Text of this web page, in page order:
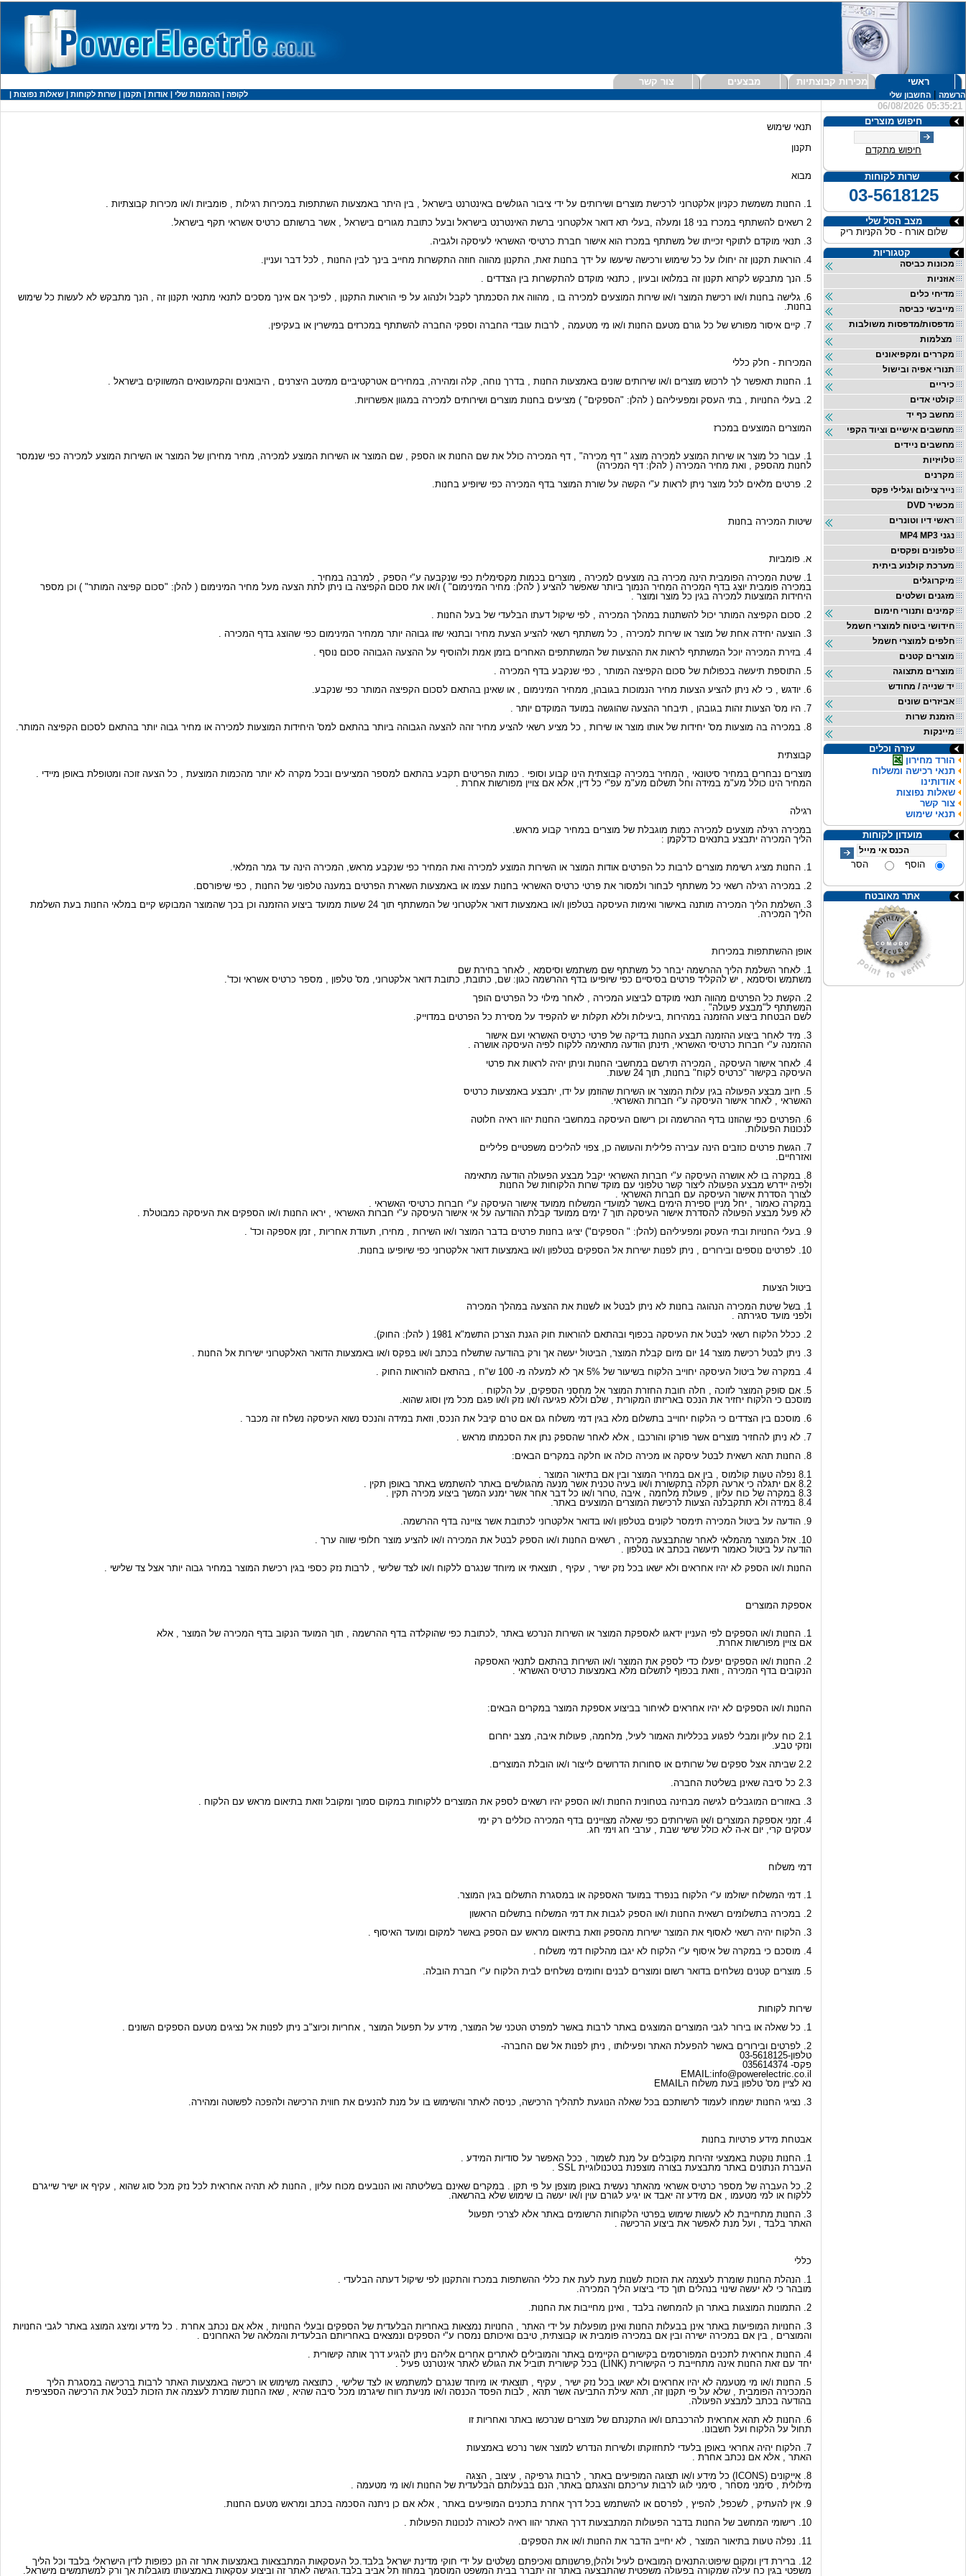
ראשי מכירות קבוצתיות מבצעים צור קשר
לקופה | ההזמנות שלי | אודות | תקנון | שרות לקוחות | שאלות נפוצות | הרשמה החשבון שלי
06/08/2026 05:35:21
תנאי שימוש
תקנון
מבוא
1. החנות משמשת כקניון אלקטרוני לרכישת מוצרים ושירותים על ידי ציבור הגולשים באינטרנט בישראל , בין היתר באמצעות השתתפות במכירות רגילות , פומביות ו/או מכירות קבוצתיות .
2 רשאים להשתתף במכרז בני 18 ומעלה ,בעלי תא דואר אלקטרוני ברשת האינטרנט בישראל ובעל כתובת מגורים בישראל , אשר ברשותם כרטיס אשראי תקף בישראל.
3. תנאי מוקדם לתוקף זכייתו של משתתף במכרז הוא אישור חברת כרטיסי האשראי לעיסקה ולגביה.
4. הוראות תקנון זה יחולו על כל שימוש ורכישה שיעשו על ידך בחנות זאת, התקנון מהווה חוזה התקשרות מחייב בינך לבין החנות , לכל דבר ועניין.
5. הנך מתבקש לקרוא תקנון זה במלואו ובעיון , כתנאי מוקדם להתקשרות בין הצדדים .
6. גלישה בחנות ו/או רכישת המוצר ו/או שירות המוצעים למכירה בו , מהווה את הסכמתך לקבל ולנהוג על פי הוראות התקנון , לפיכך אם אינך מסכים לתנאי מתנאי תקנון זה , הנך מתבקש לא לעשות כל שימוש
בחנות.
7. קיים איסור מפורש של כל גורם מטעם החנות ו/או מי מטעמה , לרבות עובדי החברה וספקי החברה להשתתף במכרזים במישרין או בעקיפין.
המכירות - חלק כללי
1. החנות תאפשר לך לרכוש מוצרים ו/או שירותים שונים באמצעות החנות , בדרך נוחה, קלה ומהירה, במחירים אטרקטיביים ממיטב היצרנים , היבואנים והקמעונאים המשווקים בישראל .
2. בעלי החנויות , בתי העסק ומפעיליהם ( להלן: "הספקים" ) מציעים בחנות מוצרים ושירותים למכירה במגוון אפשרויות.
המוצרים המוצעים במכרז
1. עבור כל מוצר או שירות המוצע למכירה מוצג " דף מכירה" , דף המכירה כולל את שם החנות או הספק , שם המוצר או השירות המוצע למכירה, מחיר מחירון של המוצר או השירות המוצע למכירה כפי שנמסר
לחנות מהספק , ואת מחיר המכירה ( להלן: דף המכירה)
2. פרטים מלאים לכל מוצר ניתן לראות ע"י הקשה על שורת המוצר בדף המכירה כפי שיופיע בחנות.
שיטות המכירה בחנות
א. פומביות
1. שיטת המכירה הפומבית הינה מכירה בה מוצעים למכירה , מוצרים בכמות מקסימלית כפי שנקבעה ע"י הספק , למרבה במחיר .
במכירה פומבית יוצג בדף המכירה המחיר הנמוך ביותר שאפשר להציע ( להלן: מחיר המינימום" ) ו/או את סכום הקפיצה בו ניתן לתת הצעה מעל מחיר המינימום ( להלן: "סכום קפיצה המותר" ) וכן מספר
היחידות המוצעות למכירה בגין כל מוצר ומוצר .
2. סכום הקפיצה המותר יכול להשתנות במהלך המכירה , לפי שיקול דעתו הבלעדי של בעל החנות .
3. הוצעה יחידה אחת של מוצר או שירות למכירה , כל משתתף רשאי להציע הצעת מחיר ובתנאי שזו גבוהה יותר ממחיר המינימום כפי שהוצג בדף המכירה .
4. בזירת המכירה יוכל המשתתף לראות את ההצעות של המשתתפים האחרים בזמן אמת ולהוסיף על ההצעה הגבוהה סכום נוסף .
5. התוספת תיעשה בכפולות של סכום הקפיצה המותר , כפי שנקבע בדף המכירה .
6. יודגש , כי לא ניתן להציע הצעות מחיר הנמוכות בגובהן, ממחיר המינימום , או שאינן בהתאם לסכום הקפיצה המותר כפי שנקבע.
7. היו מס' הצעות זהות בגובהן , תיבחר ההצעה שהוגשה במועד המוקדם יותר .
8. במכירה בה מוצעות מס' יחידות של אותו מוצר או שירות , כל מציע רשאי להציע מחיר זהה להצעה הגבוהה ביותר בהתאם למס' היחידות המוצעות למכירה או מחיר גבוה יותר בהתאם לסכום הקפיצה המותר.
קבוצתית
מוצרים נבחרים במחיר סיטונאי , המחיר במכירה קבוצתית הינו קבוע וסופי . כמות הפריטים תקבע בהתאם למספר המציעים ובכל מקרה לא יותר מהכמות המוצעת , כל הצעה זוכה ומטופלת באופן מיידי .
המחיר הינו כולל מע"מ במידה וחל תשלום מע"מ עפ"י כל דין, אלא אם צויין מפורשות אחרת .
רגילה
במכירה רגילה מוצעים למכירה כמות מוגבלת של מוצרים במחיר קבוע מראש.
הליך המכירה יתבצע בתנאים כדלקמן :
1. החנות מציג רשימת מוצרים לרבות כל הפרטים אודות המוצר או השירות המוצע למכירה ואת המחיר כפי שנקבע מראש, המכירה הינה עד גמר המלאי.
2. במכירה רגילה רשאי כל משתתף לבחור ולמסור את פרטי כרטיס האשראי בחנות עצמו או באמצעות השארת הפרטים במענה טלפוני של החנות , כפי שיפורסם.
3. השלמת הליך המכירה מותנה באישור ואימות העיסקה בטלפון ו/או באמצעות דואר אלקטרוני של המשתתף תוך 24 שעות ממועד ביצוע ההזמנה וכן בכך שהמוצר המבוקש קיים במלאי החנות בעת השלמת
הליך המכירה.
אופן ההשתתפות במכירות
1. לאחר השלמת הליך ההרשמה יבחר כל משתתף שם משתמש וסיסמא , לאחר בחירת שם
משתמש וסיסמא , יש להקליד פרטים בסיסיים כפי שיופיעו בדף ההרשמה כגון: שם, כתובת, כתובת דואר אלקטרוני, מס' טלפון , מספר כרטיס אשראי וכד'.
2. הקשת כל הפרטים מהווה תנאי מוקדם לביצוע המכירה , לאחר מילוי כל הפרטים הופך
המשתתף ל"מבצע פעולה" .
לשם הבטחת ביצוע ההזמנה במהירות ,ביעילות וללא תקלות יש להקפיד על מסירת כל הפרטים במדוייק.
3. מיד לאחר ביצוע ההזמנה תבצע החנות בדיקה של פרטי כרטיס האשראי ועם אישור
ההזמנה ע"י חברות כרטיסי האשראי, תינתן הודעה מתאימה ללקוח לפיה העיסקה אושרה .
4. לאחר אישור העיסקה , המכירה תירשם במחשבי החנות וניתן יהיה לראות את פרטי
העיסקה בקישור "כרטיס לקוח" בחנות, תוך 24 שעות.
5. חיוב מבצע הפעולה בגין עלות המוצר או השירות שהוזמן על ידו, יתבצע באמצעות כרטיס
האשראי , לאחר אישור העיסקה ע"י חברות האשראי.
6. הפרטים כפי שהוזנו בדף ההרשמה וכן רישום העיסקה במחשבי החנות יהוו ראיה חלוטה
לנכונות הפעולות.
7. הגשת פרטים כוזבים הינה עבירה פלילית והעושה כן, צפוי להליכים משפטיים פליליים
ואזרחיים.
8. במקרה בו לא אושרה העיסקה ע"י חברות האשראי יקבל מבצע הפעולה הודעה מתאימה
ולפיה יידרש מבצע הפעולה ליצור קשר טלפוני עם מוקד שרות הלקוחות של החנות
לצורך הסדרת אישור העיסקה עם חברות האשראי .
במקרה כאמור , יחל מניין ספירת הימים באשר למועדי המשלוח ממועד אישור העיסקה ע"י חברות כרטיסי האשראי .
לא פעל מבצע הפעולה להסדרת אישור העיסקה תוך 7 ימים ממועד קבלת ההודעה על אי אישור העיסקה ע"י חברות האשראי , יראו החנות ו/או הספקים את העיסקה כמבוטלת .
9. בעלי החנויות ובתי העסק ומפעיליהם (להלן: " הספקים") יציגו בחנות פרטים בדבר המוצר ו/או השירות , מחירו, תעודת אחריות , זמן אספקה וכד' .
10. לפרטים נוספים ובירורים , ניתן לפנות ישירות אל הספקים בטלפון ו/או באמצעות דואר אלקטרוני כפי שיופיעו בחנות.
ביטול הצעות
1. בשל שיטת המכירה הנהוגה בחנות לא ניתן לבטל או לשנות את ההצעה במהלך המכירה
ולפני מועד סגירתה .
2. ככלל הלקוח רשאי לבטל את העיסקה בכפוף ובהתאם להוראות חוק הגנת הצרכן התשמ"א 1981 ( להלן: החוק).
3. ניתן לבטל רכישת מוצר 14 יום מיום קבלת המוצר, הביטול יעשה אך ורק בהודעה שתשלח בכתב ו/או בפקס ו/או באמצעות הדואר האלקטרוני ישירות אל החנות .
4. במקרה של ביטול העיסקה יחוייב הלקוח בשיעור של 5% אך לא למעלה מ- 100 ש"ח , בהתאם להוראות החוק .
5. אם סופק המוצר לזוכה , חלה חובת החזרת המוצר אל מחסני הספקים, על הלקוח .
מוסכם כי הלקוח יחזיר את הנכס באריזתו המקורית , שלם וללא פגיעה ו/או נזק ו/או פגם מכל מין וסוג שהוא.
6. מוסכם בין הצדדים כי הלקוח יחוייב בתשלום מלא בגין דמי משלוח גם אם טרם קיבל את הנכס, וזאת במידה והנכס נשוא העיסקה נשלח זה מכבר .
7. לא ניתן להחזיר מוצרים אשר פורקו והורכבו , אלא לאחר שהספק נתן את הסכמתו מראש .
8. החנות תהא רשאית לבטל עיסקה או מכירה כולה או חלקה במקרים הבאים:
8.1 נפלה טעות קולמוס , בין אם במחיר המוצר ובין אם בתיאור המוצר .
8.2 אם יתגלה כי ארעה תקלה בתקשורת ו/או בעיה טכנית אשר מנעה מהגולשים באתר להשתמש באתר באופן תקין .
8.3 במקרה של כוח עליון , פעולת מלחמה , איבה ,טרור ו/או כל דבר אחר אשר ימנע המשך ביצוע מכירה תקין .
8.4 במידה ולא תתקבלנה הצעות לרכישת המוצרים המוצעים באתר.
9. הודעה על ביטול המכירה תימסר לקונים בטלפון ו/או בדואר אלקטרוני לכתובת אשר צויינה בדף ההרשמה.
10. אזל המוצר מהמלאי לאחר שהתבצעה מכירה , רשאים החנות ו/או הספק לבטל את המכירה ו/או להציע מוצר חלופי שווה ערך .
הודעה על ביטול כאמור תיעשה בכתב או בטלפון .
החנות ו/או הספק לא יהיו אחראים ולא ישאו בכל נזק ישיר , עקיף , תוצאתי או מיוחד שנגרם ללקוח ו/או לצד שלישי , לרבות נזק כספי בגין רכישת המוצר במחיר גבוה יותר אצל צד שלישי .
אספקת המוצרים
1. החנות ו/או הספקים לפי העניין ידאגו לאספקת המוצר או השירות הנרכש באתר ,לכתובת כפי שהוקלדה בדף ההרשמה , תוך המועד הנקוב בדף המכירה של המוצר , אלא
אם צויין מפורשות אחרת.
2. החנות ו/או הספקים יפעלו כדי לספק את המוצר ו/או השירות בהתאם לתנאי האספקה
הנקובים בדף המכירה , וזאת בכפוף לתשלום מלא באמצעות כרטיס האשראי .
החנות ו/או הספקים לא יהיו אחראים לאיחור בביצוע אספקת המוצר במקרים הבאים:
2.1 כוח עליון ומבלי לפגוע בכלליות האמור לעיל, מלחמה, פעולות איבה, מצב יחרום
ונזקי טבע.
2.2 שביתה אצל ספקים של שרותים או סחורות הדרושים לייצור ו/או הובלת המוצרים.
2.3 כל סיבה שאינן בשליטת החברה.
3. באזורים המוגבלים לגישה מבחינה בטחונית החנות ו/או הספק יהיו רשאים לספק את המוצרים ללקוחות במקום סמוך ומקובל וזאת בתיאום מראש עם הלקוח .
4. זמני אספקת המוצרים ו/או השירותים כפי שאלה מצויינים בדף המכירה כוללים רק ימי
עסקים קרי, יום א-ה לא כולל שישי שבת , ערבי חג וימי חג.
דמי משלוח
1. דמי המשלוח ישולמו ע"י הלקוח בנפרד במועד האספקה או במסגרת התשלום בגין המוצר.
2. במכירה בתשלומים רשאית החנות ו/או הספק לגבות את דמי המשלוח בתשלום הראשון
3. הלקוח יהיה רשאי לאסוף את המוצר ישירות מהספק וזאת בתיאום מראש עם הספק באשר למקום ומועד האיסוף .
4. מוסכם כי במקרה של איסוף ע"י הלקוח לא יגבו מהלקוח דמי משלוח .
5. מוצרים קטנים נשלחים בדואר רשום ומוצרים לבנים וחומים נשלחים לבית הלקוח ע"י חברת הובלה.
שירות לקוחות
1. כל שאלה או בירור לגבי המוצרים המוצגים באתר לרבות באשר למפרט הטכני של המוצר, מידע על תפעול המוצר , אחריות וכיוצ"ב ניתן לפנות אל נציגים מטעם הספקים השונים .
2. לפרטים ובירורים באשר להפעלת האתר ופעילותו , ניתן לפנות אל שם החברה-
טלפון-03-5618125
פקס- 035614374
EMAIL:info@powerelectric.co.il
נא לציין מס' טלפון בעת משלוח הEMAIL
3. נציגי החנות ישמחו לעמוד לרשותכם בכל שאלה הנוגעת לתהליך הרכישה, כניסה לאתר והשימוש בו על מנת להנעים את חווית הרכישה ולהפכה לפשוטה ומהירה.
אבטחת מידע פרטיות בחנות
1. החנות נוקטת באמצעי זהירות מקובלים על מנת לשמור , ככל האפשר על סודיות המידע .
העברת הנתונים באתר מתבצעת בצורה מוצפנת בטכנולוגיית SSL .
2. כל העברה של מספר כרטיס אשראי מהאתר נעשית באופן מוצפן על פי תקן . במקרים שאינם בשליטתה ואו הנובעים מכוח עליון , החנות לא תהיה אחראית לכל נזק מכל סוג שהוא , עקיף או ישיר שייגרם
ללקוח או למי מטעמו , אם מידע זה יאבד או יגיע לגורם עוין ו/או יעשה בו שימוש שלא בהרשאה.
3. החנות מתחייבת לא לעשות שימוש בפרטי הלקוחות הרשומים באתר אלא לצרכי תפעול
האתר בלבד , ועל מנת לאפשר את ביצוע הרכישה .
כללי
1. הנהלת החנות שומרת לעצמה את הזכות לשנות מעת לעת את כללי ההשתפות במכרז והתקנון לפי שיקול דעתה הבלעדי .
מובהר כי לא יעשה שינוי בנהלים תוך כדי ביצוע הליך המכירה.
2. התמונות המוצגות באתר הן להמחשה בלבד , ואינן מחייבות את החנות.
3. החנויות המופיעות באתר אינן בבעלות החנות ואינן מופעלות על ידי האתר , החנויות נמצאות באחריות הבלעדית של הספקים ובעלי החנויות , אלא אם נכתב אחרת . כל מידע ומיצג המוצג באתר לגבי החנויות
והמוצרים , בין אם במכירה ישירה ובין אם במכירה פומבית או קבוצתית, טיבם ואיכותם נמסרו ע"י הספקים ונמצאים באחריותם הבלעדית והמלאה של האחרונים .
4. החנות אחראית לתכנים המפורסמים בקישורים הקיימים באתר והמובילים לאתרים אחרים אליהם ניתן להגיע דרך אותה קישורית .
יחד עם זאת החנות אינה מתחייבת כי הקישורית (LINK) בכל קישורית תוביל את הגולש לאתר אינטרנט פעיל .
5. החנות ו/או מי מטעמה לא יהיו אחראים ולא ישאו בכל נזק ישיר , עקיף , תוצאתי או מיוחד שנגרם למשתמש או לצד שלישי , כתוצאה משימוש או רכישה באמצעות האתר לרבות ברכישה במסגרת הליך
המככירה הפומבית , שלא על פי תקנון זה, תהא עילת התביעה אשר תהא , לבות הפסד הכנסה ו/או מניעת רווח שיגרמו מכל סיבה שהיא , שאז החנות שומרת לעצמה את הזכות לבטל את הרכישה הספציפית
בהודעה בכתב למבצע הפעולה.
6. החנות לא תהא אחראית להרכבתם ו/או התקנתם של מוצרים שנרכשו באתר ואחריות זו
תחול על הלקוח ועל חשבונו.
7. הלקוח יהיה אחראי באופן בלעדי לתחזוקתו ולשירות הנדרש למוצר אשר נרכש באמצעות
האתר , אלא אם נכתב אחרת .
8. אייקונים (ICONS) כל מידע ו/או תצוגה המופיעים באתר , לרבות גרפיקה , עיצוב , הצגה
מילולית , סימני מסחר , סימני לוגו לרבות עריכתם והצגתם באתר, הנם בבעלותם הבלעדית של החנות ו/או מי מטעמה .
9. אין להעתיק , לשכפל, להפיץ , לפרסם או להשתמש בכל דרך אחרת בתכנים המופיעים באתר , אלא אם כן ניתנה הסכמה בכתב ומראש מטעם החנות.
10. רישומי המחשב של החנות בדבר הפעולות המתבצעות דרך האתר יהוו ראיה לכאורה לנכונות הפעולות .
11. נפלה טעות בתיאור המוצר , לא יחייב הדבר את החנות ו/או את הספקים.
12. ברירת דין ומקום שיפוט:התנאים המובאים לעיל ולהלן,פרשנותם ואכיפתם נשלטים על ידי חוקי מדינת ישראל בלבד.כל העסקאות המתבצאות באמצעות אתר זה הנן כפופות לדין הישראלי בלבד וכל הליך
משפטי בגין כח עילה שמקורה בפעולה משפטית שהתבצעה באתר זה יתברר בבית המשפט המוסמך במחוז תל אביב בלבד.הגישה לאתר זה וביצוע עסקאות באמצעותו מוגבלות אך ורק למשתמשים מישראל.
חיפוש מוצרים
חיפוש מתקדם
שרות לקוחות
03-5618125
מצב הסל שלי
שלום אורח - סל הקניות ריק
קטגוריות
עזרה וכלים
הורד מחירון
תנאי רכישה ומשלוח
אודותינו
שאלות נפוצות
צור קשר
תנאי שימוש
מועדון לקוחות
הסר הוסף
אתר מאובטח